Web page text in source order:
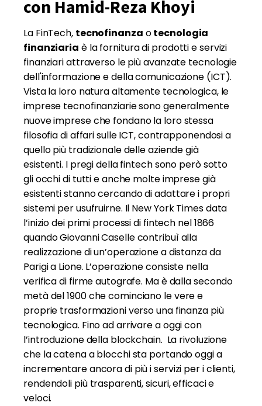
con Hamid-Reza Khoyi
La FinTech, tecnofinanza otecnologia
finanziaria è la fornitura di prodotti e servizi
finanziari attraverso le più avanzate tecnologie
dell'informazione e della comunicazione (ICT).
Vista la loro natura altamente tecnologica, le
imprese tecnofinanziarie sono generalmente
nuove imprese che fondano la loro stessa
filosofia di affari sulle ICT, contrapponendosi a
quello più tradizionale delle aziende già
esistenti. I pregi della fintech sono però sotto
gli occhi di tutti e anche molte imprese già
esistenti stanno cercando di adattare i propri
sistemi per usufruirne. Il New York Times data
l’inizio dei primi processi di fintech nel 1866
quando Giovanni Caselle contribuì alla
realizzazione di un’operazione a distanza da
Parigi a Lione. L’operazione consiste nella
verifica di firme autografe. Ma è dalla secondo
metà del 1900 che cominciano le vere e
proprie trasformazioni verso una finanza più
tecnologica. Fino ad arrivare a oggi con
l’introduzione della blockchain. La rivoluzione
che la catena a blocchi sta portando oggi a
incrementare ancora di più i servizi per i clienti,
rendendoli più trasparenti, sicuri, efficaci e
veloci.